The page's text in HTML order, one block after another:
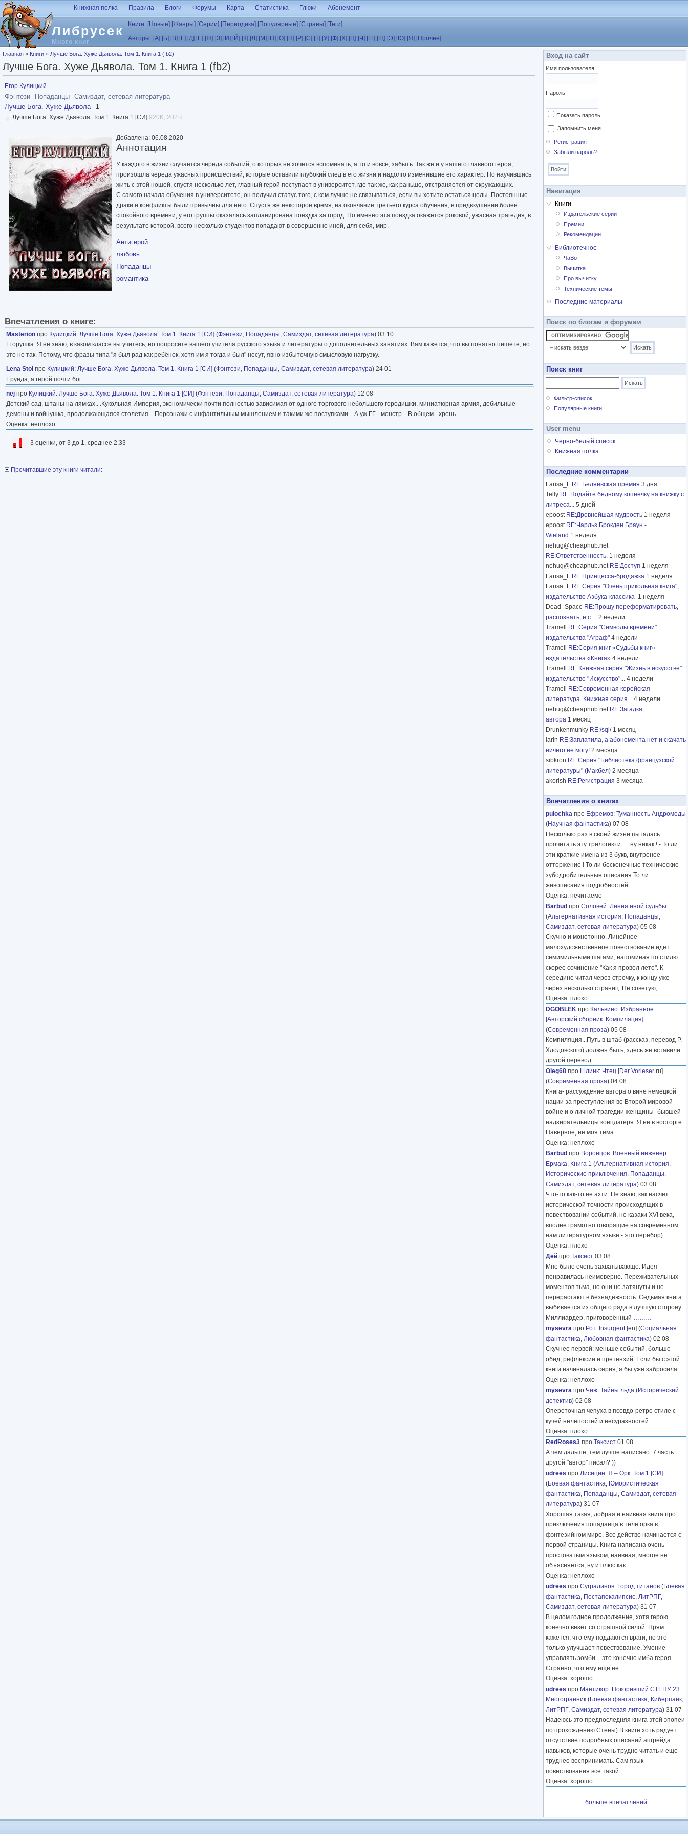
Перейти к основному содержанию
Либрусек
Много книг
Книжная полка Правила Блоги Форумы Карта Статистика Глюки Абонемент
Книги: [Новые] [Жанры] [Серии] [Периодика] [Популярные] [Страны] [Теги]
Авторы: [А] [Б] [В] [Г] [Д] [Е] [Ж] [З] [И] [Й] [К] [Л] [М] [Н] [О] [П] [Р] [С] [Т] [У] [Ф] [Х] [Ц] [Ч] [Ш] [Щ] [Э] [Ю] [Я] [Прочее]
Вы здесь
Главная » Книги » Лучше Бога. Хуже Дьявола. Том 1. Книга 1 (fb2)
Лучше Бога. Хуже Дьявола. Том 1. Книга 1 (fb2)
Егор Кулицкий
Фэнтези Попаданцы Самиздат, сетевая литература
Лучше Бога. Хуже Дьявола- 1
Лучше Бога. Хуже Дьявола. Том 1. Книга 1 [СИ] 920K, 202 с.
Добавлена: 06.08.2020
Аннотация
У каждого в жизни случается череда событий, о которых не хочется вспоминать, а то и вовсе, забыть. Так же и у нашего главного героя,
произошла череда ужасных происшествий, которые оставили глубокий след в его жизни и надолго изменившие его характер. Но научившись
жить с этой ношей, спустя несколько лет, главный герой поступает в университет, где так же, как раньше, отстраняется от окружающих.
С самого начала обучения в университете, он получил статус того, с кем лучше не связываться, если вы хотите остаться целы. Постоянные
драки и конфликты были привычны для него. Спустя же некоторое время, на окончание третьего курса обучения, в предвкушении более
спокойного времени, у его группы оказалась запланирована поездка за город. Но именно эта поездка окажется роковой, ужасная трагедия, в
результате которой, всего несколько студентов попадают в совершенно иной, для себя, мир.
Антигерой
любовь
Попаданцы
романтика
Впечатления о книге:
Masterion про Кулицкий: Лучше Бога. Хуже Дьявола. Том 1. Книга 1 [СИ] (Фэнтези, Попаданцы, Самиздат, сетевая литература) 03 10
Егорушка. Я не знаю, в каком классе вы учитесь, но попросите вашего учителя русского языка и литературы о дополнительных занятиях. Вам кажется, что вы понятно пишете, но
это не так. Потому, что фразы типа "я был рад как ребёнок, хотя им я тогда и был" несут, явно избыточную смысловую нагрузку.
Lena Stol про Кулицкий: Лучше Бога. Хуже Дьявола. Том 1. Книга 1 [СИ] (Фэнтези, Попаданцы, Самиздат, сетевая литература) 24 01
Ерунда, а герой почти бог.
nej про Кулицкий: Лучше Бога. Хуже Дьявола. Том 1. Книга 1 [СИ] (Фэнтези, Попаданцы, Самиздат, сетевая литература) 12 08
Детский сад, штаны на лямках.. .Кукольная Империя, экономически почти полностью зависимая от одного торгового небольшого городишки, миниатюрная армия, дебильные
демоны и войнушка, продолжающаяся столетия... Персонажи с инфантильным мышлением и такими же поступками... А уж ГГ - монстр... В общем - хрень.
Оценка: неплохо
3 оценки, от 3 до 1, среднее 2.33
Прочитавшие эту книги читали:
Вход на сайт
Имя пользователя
Пароль
Показать пароль
Запомнить меня
Регистрация
Забыли пароль?
Навигация
Книги
Издательские серии
Премии
Рекомендации
Библиотечное
ЧаВо
Вычитка
Про вычитку
Технические темы
Последние материалы
Поиск по блогам и форумам
Поиск книг
Фильтр-список
Популярные книги
User menu
Чёрно-белый список
Книжная полка
Последние комментарии
Larisa_F RE:Беляевская премия 3 дня
Telly RE:Подайте бедному копеечку на книжку с
литреса... 5 дней
epoost RE:Древнейшая мудрость 1 неделя
epoost RE:Чарльз Брокден Браун -
Wieland 1 неделя
nehug@cheaphub.net
RE:Ответственность. 1 неделя
nehug@cheaphub.net RE:Доступ 1 неделя
Larisa_F RE:Принцесса-бродяжка 1 неделя
Larisa_F RE:Серия "Очень прикольная книга",
издательство Азбука-классика 1 неделя
Dead_Space RE:Прошу переформатировать,
распознать, etc... 2 недели
Tramell
RE:Серия "Символы времени"
издательства "Аграф" 4 недели
Tramell
RE:Серия книг «Судьбы книг»
издательства «Книга» 4 недели
Tramell
RE:Книжная серия "Жизнь в искусстве"
издательство "Искусство"... 4 недели
Tramell
RE:Современная корейская
литература. Книжная серия... 4 недели
nehug@cheaphub.net RE:Загадка
автора 1 месяц
Drunkenmunky RE:/sql/ 1 месяц
larin RE:Заплатила, а абонемента нет и скачать
ничего не могу! 2 месяца
sibkron RE:Серия "Библиотека французской
литературы" (Макбел) 2 месяца
akorish RE:Регистрация 3 месяца
Впечатления о книгах
pulochka про Ефремов: Туманность Андромеды
(Научная фантастика) 07 08
Несколько раз в своей жизни пыталась
прочитать эту трилогию и......ну никак.! - То ли
эти краткие имена из 3 букв, внутренее
отторжение ! То ли бесконечные технические
зубодробительные описания.То ли
живописания подробностей ………
Оценка: нечитаемо
Barbud про Соловей: Линия иной судьбы
(Альтернативная история, Попаданцы,
Самиздат, сетевая литература) 05 08
Скучно и монотонно. Линейное
малохудожественное повествование идет
семимильными шагами, напоминая по стилю
скорее сочинение "Как я провел лето". К
середине читал через строчку, к концу уже
через несколько страниц. Не советую, ………
Оценка: плохо
DGOBLEK про Кальвино: Избранное
[Авторский сборник. Компиляция]
(Современная проза) 05 08
Компиляция...Путь в штаб (рассказ, перевод Р.
Хлодовского) должен быть, здесь же вставили
другой перевод.
Oleg68 про Шлинк: Чтец [Der Vorleser ru]
(Современная проза) 04 08
Книга- рассуждение автора о вине немецкой
нации за преступления во Второй мировой
войне и о личной трагедии женщины- бывшей
надзирательницы концлагеря. Я не в восторге.
Наверное, не моя тема.
Оценка: неплохо
Barbud про Воронцов: Военный инженер
Ермака. Книга 1 (Альтернативная история,
Исторические приключения, Попаданцы,
Самиздат, сетевая литература) 03 08
Что-то как-то не ахти. Не знаю, как насчет
исторической точности происходящих в
повествовании событий, но казаки XVI века,
вполне грамотно говорящие на современном
нам литературном языке - это перебор)
Оценка: плохо
Дей про Таксист 03 08
Мне было очень захватывающе. Идея
понравилась неимоверно. Переживательных
моментов тьма, но они не затянуты и не
перерастают в безнадёжность. Седьмая книга
выбивается из общего ряда в лучшую сторону.
Миллиардер, приговорённый ………
mysevra про Рот: Insurgent[en] (Социальная
фантастика, Любовная фантастика) 02 08
Скучнее первой: меньше событий, больше
обид, рефлексии и претензий. Если бы с этой
книги начиналась серия, я бы уже забросила.
Оценка: неплохо
mysevra про Чиж: Тайны льда (Исторический
детектив) 02 08
Опереточная чепуха в псевдо-ретро стиле с
кучей нелепостей и несуразностей.
Оценка: плохо
RedRoses3 про Таксист 01 08
А чем дальше, тем лучше написано. 7 часть
другой "автор" писал? ))
udrees про Лисицин: Я – Орк. Том 1 [СИ]
(Боевая фантастика, Юмористическая
фантастика, Попаданцы, Самиздат, сетевая
литература) 31 07
Хорошая такая, добрая и наивная книга про
приключения попаданца в теле орка в
фэнтезийном мире. Все действо начинается с
первой страницы. Книга написана очень
простоватым языком, наивная, многое не
объясняется, ну и плюс как ………
Оценка: неплохо
udrees про Сугралинов: Город титанов (Боевая
фантастика, Постапокалипсис, ЛитРПГ,
Самиздат, сетевая литература) 31 07
В целом годное продолжение, хотя герою
конечно везет со страшной силой. Прям
кажется, что ему поддаются враги, но это
только улучшает повествование. Умение
управлять зомби – это конечно имба героя.
Странно, что ему еще не ………
Оценка: хорошо
udrees про Мантикор: Покоривший СТЕНУ 23:
Многогранник (Боевая фантастика, Киберпанк,
ЛитРПГ, Самиздат, сетевая литература) 31 07
Надеюсь это предпоследняя книга этой эпопеи
по прохождению Стены) В книге хоть радует
отсутствие подробных описаний апгрейда
навыков, которые очень трудно читать и еще
труднее воспринимать. Сам язык
повествования все такой ………
Оценка: хорошо
больше впечатлений